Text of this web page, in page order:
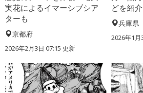
実花によるイマーシブシア
ターも
京都府
2026年2月3日 07:15 更新
どを紹介
兵庫県
2026年1月